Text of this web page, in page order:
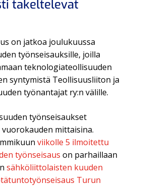
takeltelevat
on jatkoa joulukuussa
työnseisauksille, joilla
teknologiateollisuuden
syntymistä Teollisuusliiton ja
työnantajat ry:n välille.
työnseisaukset
mittaisina.
viikolle 5 ilmoitettu
työnseisaus on parhaillaan
sähköliittolaisten kuuden
Turun